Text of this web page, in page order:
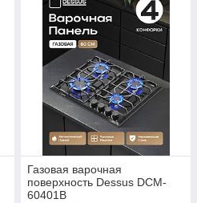
Газовая варочная
поверхность Dessus DCM-
60401B